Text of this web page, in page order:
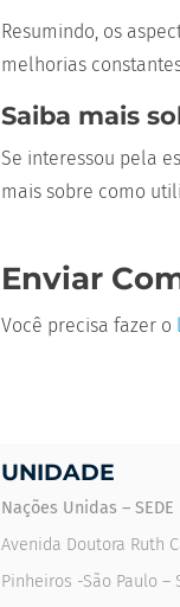
Resumindo, os
melhorias
Saiba mais
Se interessou pela
mais sobre como
Enviar
Você precisa fazer o
UNIDADE
Nações Unidas – SEDE
Avenida Doutora Ruth
Pinheiros -São Paulo –